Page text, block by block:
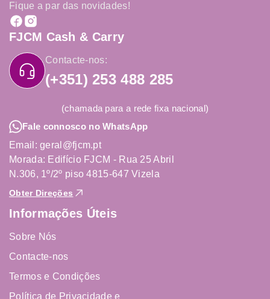
Fique a par das novidades!
FJCM Cash & Carry
Contacte-nos:
(+351) 253 488 285
(chamada para a rede fixa nacional)
Fale connosco no WhatsApp
Email: geral@fjcm.pt
Morada: Edifício FJCM - Rua 25 Abril
N.306, 1º/2º piso 4815-647 Vizela
Obter Direções
Informações Úteis
Sobre Nós
Contacte-nos
Termos e Condições
Política de Privacidade e